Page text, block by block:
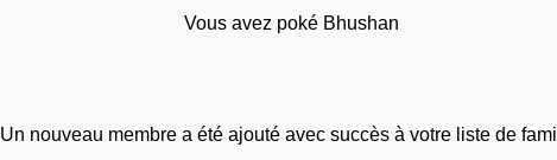
Vous avez poké Bhushan
Un nouveau membre a été ajouté avec succès à votre liste de